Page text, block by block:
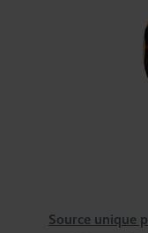
Source unique